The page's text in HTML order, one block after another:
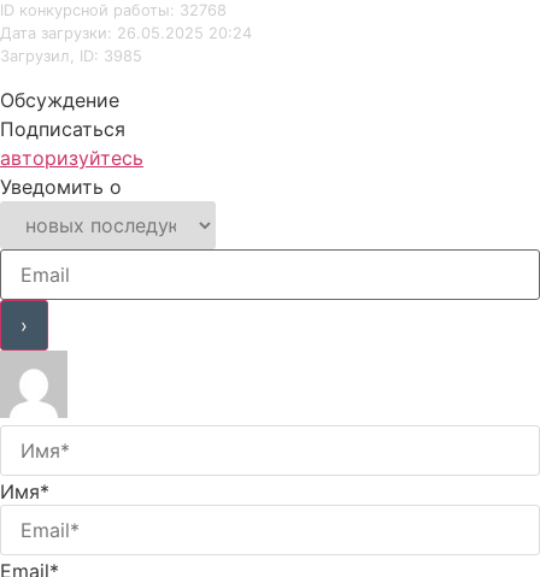
ID конкурсной работы: 32768
Дата загрузки: 26.05.2025 20:24
Загрузил, ID: 3985
Обсуждение
Подписаться
авторизуйтесь
Уведомить о
Имя*
Email*